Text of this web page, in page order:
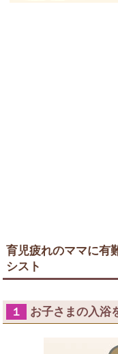
育児疲れのママに有
シスト
１ お子さまの入浴